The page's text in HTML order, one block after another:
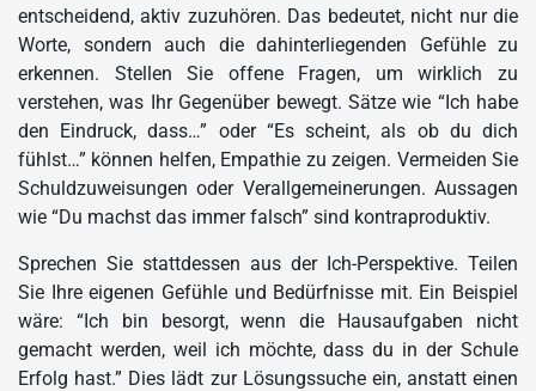
entscheidend, aktiv zuzuhören. Das bedeutet, nicht nur die
Worte, sondern auch die dahinterliegenden Gefühle zu
erkennen. Stellen Sie offene Fragen, um wirklich zu
verstehen, was Ihr Gegenüber bewegt. Sätze wie “Ich habe
den Eindruck, dass…” oder “Es scheint, als ob du dich
fühlst…” können helfen, Empathie zu zeigen. Vermeiden Sie
Schuldzuweisungen oder Verallgemeinerungen. Aussagen
wie “Du machst das immer falsch” sind kontraproduktiv.
Sprechen Sie stattdessen aus der Ich-Perspektive. Teilen
Sie Ihre eigenen Gefühle und Bedürfnisse mit. Ein Beispiel
wäre: “Ich bin besorgt, wenn die Hausaufgaben nicht
gemacht werden, weil ich möchte, dass du in der Schule
Erfolg hast.” Dies lädt zur Lösungssuche ein, anstatt einen